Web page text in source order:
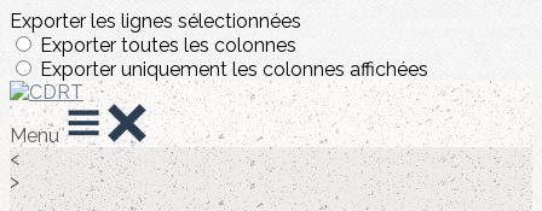
Exporter les lignes sélectionnées
Exporter toutes les colonnes
Exporter uniquement les colonnes affichées
Menu
<
>